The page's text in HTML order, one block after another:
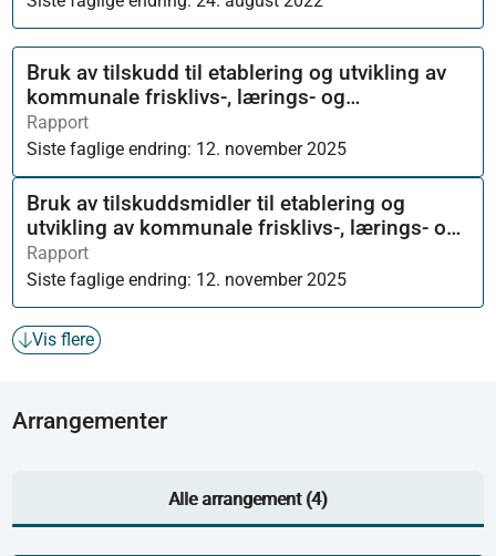
Bruk av tilskudd til etablering og utvikling av
kommunale frisklivs-, lærings- og
mestringstilbud 2024
Rapport
Siste faglige endring: 12. november 2025
Bruk av tilskuddsmidler til etablering og
utvikling av kommunale frisklivs-, lærings- og
mestringstilbud
Rapport
Siste faglige endring: 12. november 2025
Vis flere
Arrangementer
Alle arrangement (4)